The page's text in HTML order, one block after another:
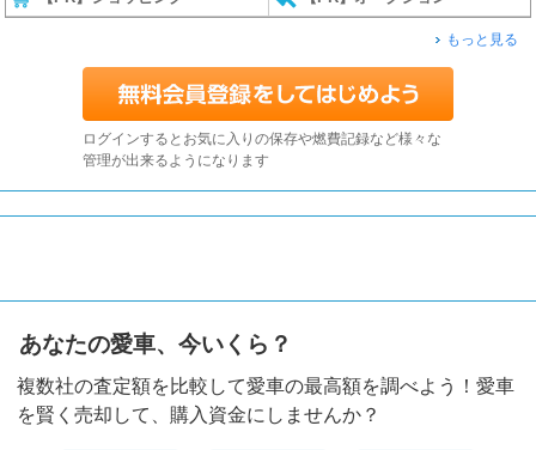
もっと見る
ログインするとお気に入りの保存や燃費記録など様々な
管理が出来るようになります
あなたの愛車、今いくら？
複数社の査定額を比較して愛車の最高額を調べよう！愛車
を賢く売却して、購入資金にしませんか？